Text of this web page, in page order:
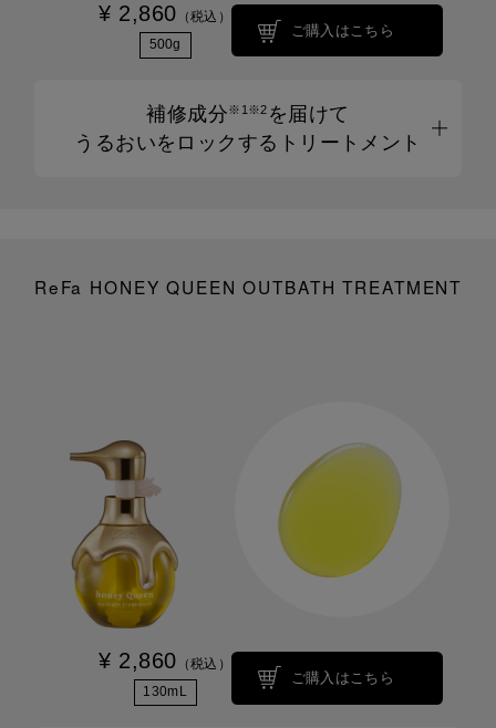
¥ 2,860 （税込）
500g
ご購入はこちら
補修成分※1※2 を届けて
うるおいをロックするトリートメント
ReFa HONEY QUEEN OUTBATH TREATMENT
¥ 2,860 （税込）
130mL
ご購入はこちら